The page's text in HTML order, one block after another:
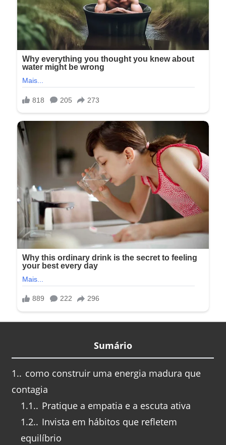
Sumário
1. como construir uma energia madura que
contagia
1.1. Pratique a empatia e a escuta ativa
1.2. Invista em hábitos que refletem
equilíbrio